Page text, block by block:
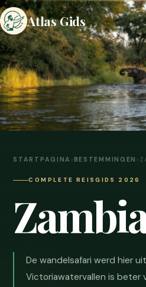
Atlas Gids
STARTPAGINA ›BESTEMMINGEN ›
COMPLETE REISGIDS 2026
De wandelsafari werd hier
Victoriawatervallen is beter